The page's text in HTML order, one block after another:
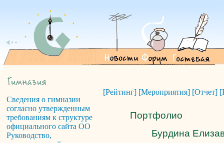
Сведения о гимназии
согласно утвержденным
требованиям к структуре
официального сайта ОО
Руководство,
[Рейтинг] [Мероприятия] [Отчет]
Портфолио
Бурдина